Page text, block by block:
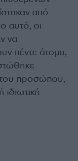
από
αυτό, οι
να
πέντε άτομα,
προσώπου,